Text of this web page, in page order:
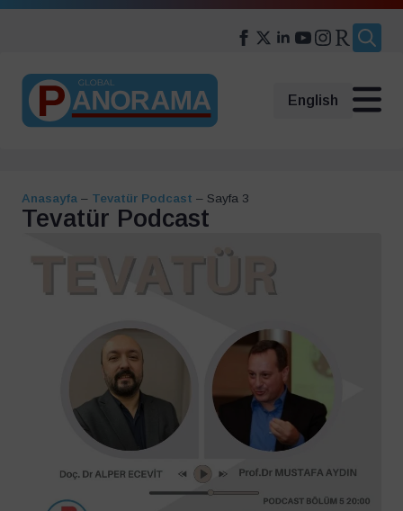
English
Anasayfa – Tevatür Podcast – Sayfa 3
Tevatür Podcast